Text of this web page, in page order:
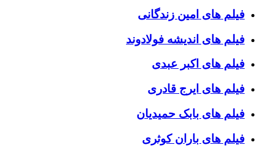
فیلم های امین زندگانی
فیلم های اندیشه فولادوند
فیلم های اکبر عبدی
فیلم های ایرج قادری
فیلم های بابک حمیدیان
فیلم های باران کوثری